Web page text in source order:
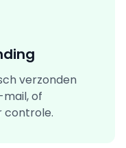
verzonden
of
controle.